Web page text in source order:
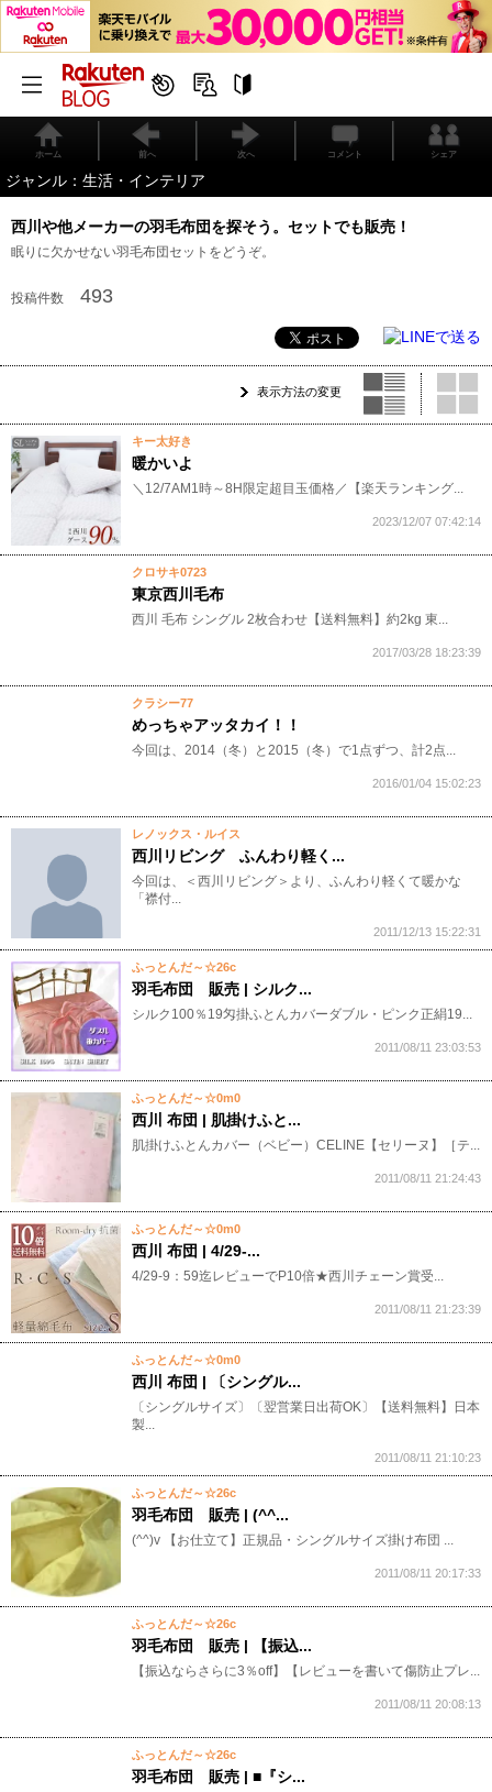
ホーム 前へ 次へ コメント シェア
ジャンル：生活・インテリア
西川や他メーカーの羽毛布団を探そう。セットでも販売！
眠りに欠かせない羽毛布団セットをどうぞ。
投稿件数 493
表示方法の変更
キー太好き
暖かいよ
＼12/7AM1時～8H限定超目玉価格／【楽天ランキング...
2023/12/07 07:42:14
クロサキ0723
東京西川毛布
西川 毛布 シングル 2枚合わせ【送料無料】約2kg 東...
2017/03/28 18:23:39
クラシー77
めっちゃアッタカイ！！
今回は、2014（冬）と2015（冬）で1点ずつ、計2点...
2016/01/04 15:02:23
レノックス・ルイス
西川リビング ふんわり軽く...
今回は、＜西川リビング＞より、ふんわり軽くて暖かな
「襟付...
2011/12/13 15:22:31
ふっとんだ～☆26c
羽毛布団 販売 | シルク...
シルク100％19匁掛ふとんカバーダブル・ピンク正絹19...
2011/08/11 23:03:53
ふっとんだ～☆0m0
西川 布団 | 肌掛けふと...
肌掛けふとんカバー（ベビー）CELINE【セリーヌ】［テ...
2011/08/11 21:24:43
ふっとんだ～☆0m0
西川 布団 | 4/29-...
4/29-9：59迄レビューでP10倍★西川チェーン賞受...
2011/08/11 21:23:39
ふっとんだ～☆0m0
西川 布団 | 〔シングル...
〔シングルサイズ〕〔翌営業日出荷OK〕【送料無料】日本
製...
2011/08/11 21:10:23
ふっとんだ～☆26c
羽毛布団 販売 | (^^...
(^^)v 【お仕立て】正規品・シングルサイズ掛け布団 ...
2011/08/11 20:17:33
ふっとんだ～☆26c
羽毛布団 販売 | 【振込...
【振込ならさらに3％off】【レビューを書いて傷防止プレ...
2011/08/11 20:08:13
ふっとんだ～☆26c
羽毛布団 販売 | ■『シ...